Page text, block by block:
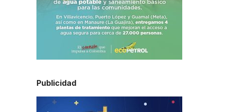
Publicidad